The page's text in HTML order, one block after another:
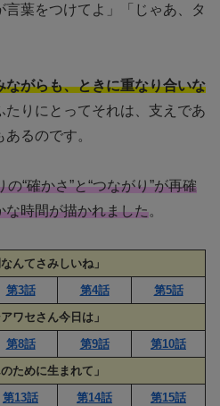
言葉をつけてよ」「じゃあ、タ
がらも、ときに重なり合いな
たりにとってそれは、支えであ
るのです。
“確かさ”と“つながり”が再確
な時間が描かれました。
んてさみしいね」
第3話 第4話
第5話
ワセさん今日は」
第8話 第9話
第10話
ために生まれて」
第13話 第14話
第15話